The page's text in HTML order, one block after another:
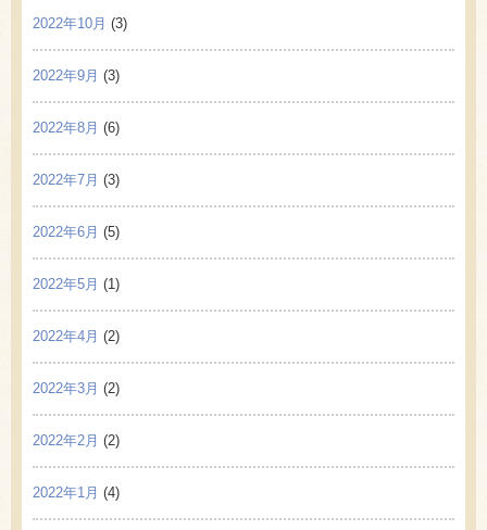
2022年10月 (3)
2022年9月 (3)
2022年8月 (6)
2022年7月 (3)
2022年6月 (5)
2022年5月 (1)
2022年4月 (2)
2022年3月 (2)
2022年2月 (2)
2022年1月 (4)